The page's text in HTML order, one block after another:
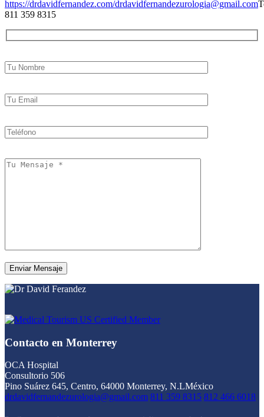
https://drdavidfernandez.com/drdavidfernandezurologia@gmail.com
811 359 8315
Contacto en Monterrey
OCA Hospital
Consultorio 506
Pino Suárez 645, Centro, 64000 Monterrey, N.LMéxico
drdavidfernandezurologia@gmail.com 811 359 8315 812 466 6018